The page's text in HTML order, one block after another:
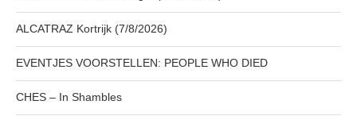
ALCATRAZ Kortrijk (7/8/2026)
EVENTJES VOORSTELLEN: PEOPLE WHO DIED
CHES – In Shambles